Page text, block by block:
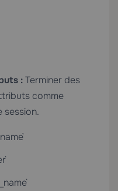
:Terminer des
comme
session.